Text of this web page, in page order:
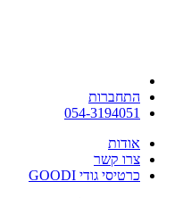
התחברות
054-3194051
אודות
צרו קשר
כרטיסי גודי GOODI